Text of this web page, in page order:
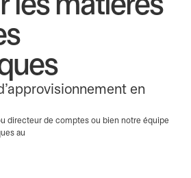
les matières
en
directeur de comptes ou bien notre équipe
au